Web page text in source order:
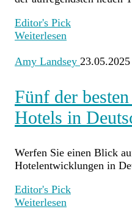
Editor's Pick
Weiterlesen
Amy Landsey
Fünf der
Hotels in
Werfen Sie einen Blick
Hotelentwicklungen in
Editor's Pick
Weiterlesen